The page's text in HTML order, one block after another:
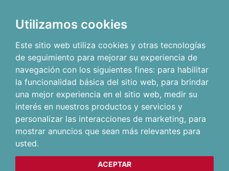
Utilizamos cookies
Este sitio web utiliza cookies y otras tecnologías
de seguimiento para mejorar su experiencia de
navegación con los siguientes fines: para habilitar
la funcionalidad básica del sitio web, para brindar
una mejor experiencia en el sitio web, medir su
interés en nuestros productos y servicios y
personalizar las interacciones de marketing, para
mostrar anuncios que sean más relevantes para
usted.
ACEPTAR